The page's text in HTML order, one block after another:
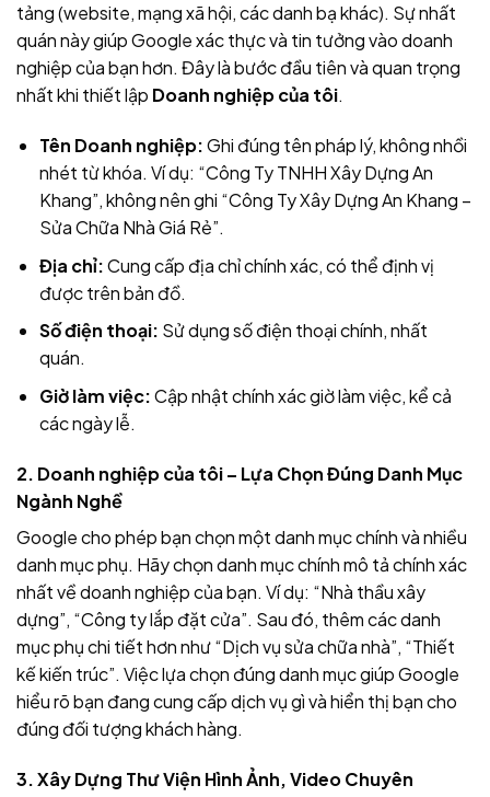
tảng (website, mạng xã hội, các danh bạ khác). Sự nhất
quán này giúp Google xác thực và tin tưởng vào doanh
nghiệp của bạn hơn. Đây là bước đầu tiên và quan trọng
nhất khi thiết lập Doanh nghiệp của tôi.
Tên Doanh nghiệp:Ghi đúng tên pháp lý, không nhồi
nhét từ khóa. Ví dụ: “Công Ty TNHH Xây Dựng An
Khang”, không nên ghi “Công Ty Xây Dựng An Khang –
Sửa Chữa Nhà Giá Rẻ”.
Địa chỉ:Cung cấp địa chỉ chính xác, có thể định vị
được trên bản đồ.
Số điện thoại: Sử dụng số điện thoại chính, nhất
quán.
Giờ làm việc:Cập nhật chính xác giờ làm việc, kể cả
các ngày lễ.
2. Doanh nghiệp của tôi – Lựa Chọn Đúng Danh Mục
Ngành Nghề
Google cho phép bạn chọn một danh mục chính và nhiều
danh mục phụ. Hãy chọn danh mục chính mô tả chính xác
nhất về doanh nghiệp của bạn. Ví dụ: “Nhà thầu xây
dựng”, “Công ty lắp đặt cửa”. Sau đó, thêm các danh
mục phụ chi tiết hơn như “Dịch vụ sửa chữa nhà”, “Thiết
kế kiến trúc”. Việc lựa chọn đúng danh mục giúp Google
hiểu rõ bạn đang cung cấp dịch vụ gì và hiển thị bạn cho
đúng đối tượng khách hàng.
3. Xây Dựng Thư Viện Hình Ảnh, Video Chuyên